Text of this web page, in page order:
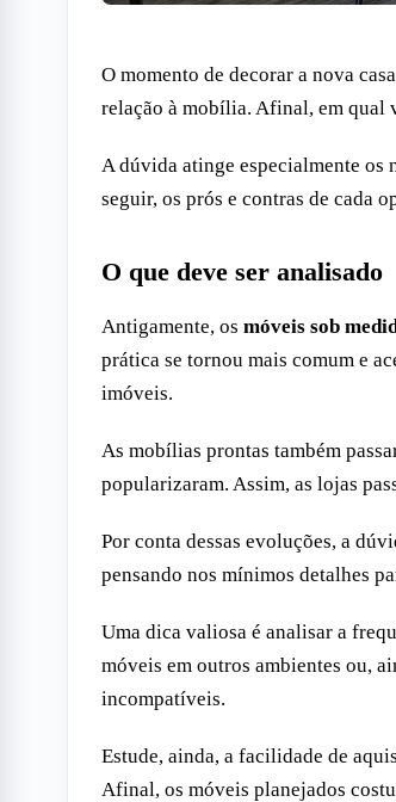
O momento de decorar a nova
relação à mobília. Afinal, em qual
A dúvida atinge especialmente os
seguir, os prós e contras de cada
O que deve ser analisado
Antigamente, os móveis sob
prática se tornou mais comum e
imóveis.
As mobílias prontas também
popularizaram. Assim, as lojas
Por conta dessas evoluções, a
pensando nos mínimos detalhes
Uma dica valiosa é analisar a
móveis em outros ambientes ou,
incompatíveis.
Estude, ainda, a facilidade de
Afinal, os móveis planejados